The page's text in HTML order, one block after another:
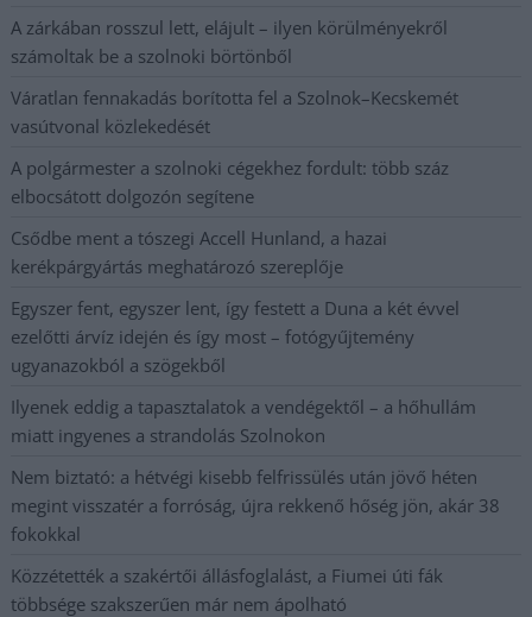
A zárkában rosszul lett, elájult – ilyen körülményekről
számoltak be a szolnoki börtönből
Váratlan fennakadás borította fel a Szolnok–Kecskemét
vasútvonal közlekedését
A polgármester a szolnoki cégekhez fordult: több száz
elbocsátott dolgozón segítene
Csődbe ment a tószegi Accell Hunland, a hazai
kerékpárgyártás meghatározó szereplője
Egyszer fent, egyszer lent, így festett a Duna a két évvel
ezelőtti árvíz idején és így most – fotógyűjtemény
ugyanazokból a szögekből
Ilyenek eddig a tapasztalatok a vendégektől – a hőhullám
miatt ingyenes a strandolás Szolnokon
Nem biztató: a hétvégi kisebb felfrissülés után jövő héten
megint visszatér a forróság, újra rekkenő hőség jön, akár 38
fokokkal
Közzétették a szakértői állásfoglalást, a Fiumei úti fák
többsége szakszerűen már nem ápolható